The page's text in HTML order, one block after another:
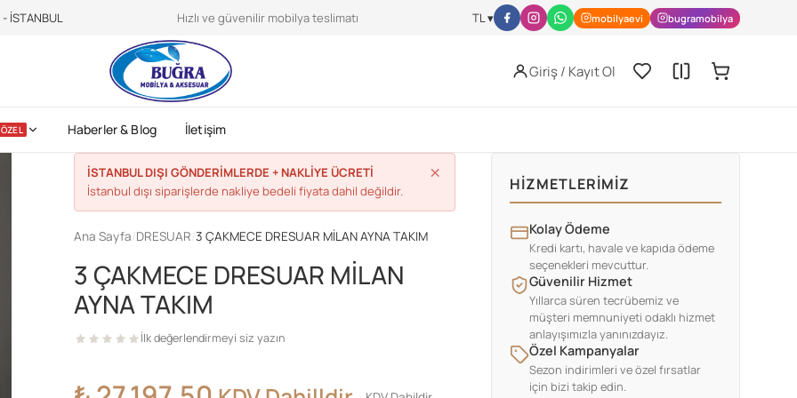
İSTANBUL Hızlı ve güvenilir mobilya teslimatı TL ▾ mobilyaevi bugramobilya
Giriş / Kayıt Ol
ÖZEL Haberler & Blog İletişim
İSTANBUL DIŞI GÖNDERİMLERDE + NAKLİYE ÜCRETİ
İstanbul dışı siparişlerde nakliye bedeli fiyata dahil değildir.
×
Ana Sayfa DRESUAR /3 ÇAKMECE DRESUAR MİLAN AYNA TAKIM
3 ÇAKMECE DRESUAR MİLAN
AYNA TAKIM
İlk değerlendirmeyi siz yazın
HIZMETLERIMIZ
Kolay Ödeme
Kredi kartı, havale ve kapıda ödeme
seçenekleri mevcuttur.
Güvenilir Hizmet
Yıllarca süren tecrübemiz ve
müşteri memnuniyeti odaklı hizmet
anlayışımızla yanınızdayız.
Özel Kampanyalar
Sezon indirimleri ve özel fırsatlar
için bizi takip edin.
steroidilegalionline.it https://www.cdc.gov/physical-activity/nutrition/index.htmlJISSN Archive -https://